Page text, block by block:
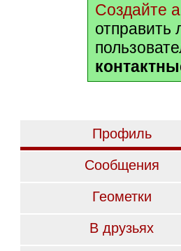
Создайте
отправить
Профиль
Сообщения
Геометки
В друзьях